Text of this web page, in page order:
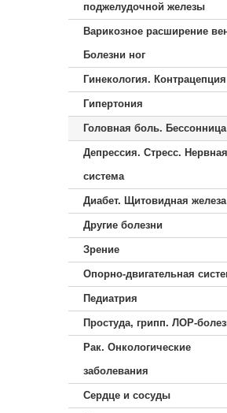
поджелудочной железы
Варикозное расширение
Болезни ног
Гинекология. Контрацепция
Гипертония
Головная боль. Бессонница
Депрессия. Стресс. Нервная
система
Диабет. Щитовидная железа
Другие болезни
Зрение
Опорно-двигательная
Педиатрия
Простуда, грипп. ЛОР-
Рак. Онкологические
заболевания
Сердце и сосуды